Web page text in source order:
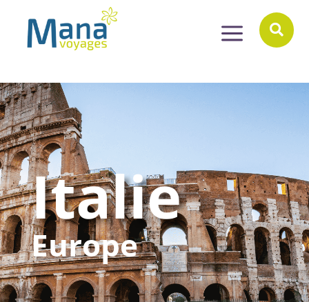
a 
Italie
Europe